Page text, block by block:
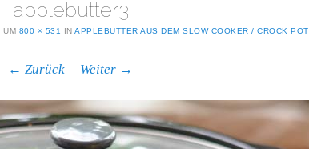
applebutter3
UM 800 × 531 IN APPLEBUTTER AUS DEM SLOW COOKER / CROCK POT
← Zurück Weiter →